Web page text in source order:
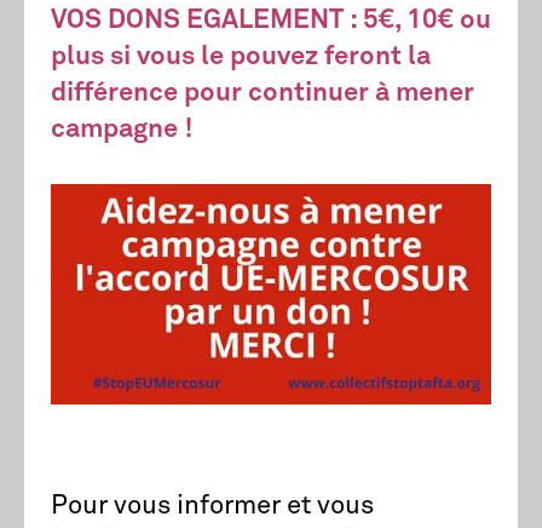
VOS DONS EGALEMENT : 5€, 10€ ou
plus si vous le pouvez feront la
différence pour continuer à mener
campagne !
Pour vous informer et vous